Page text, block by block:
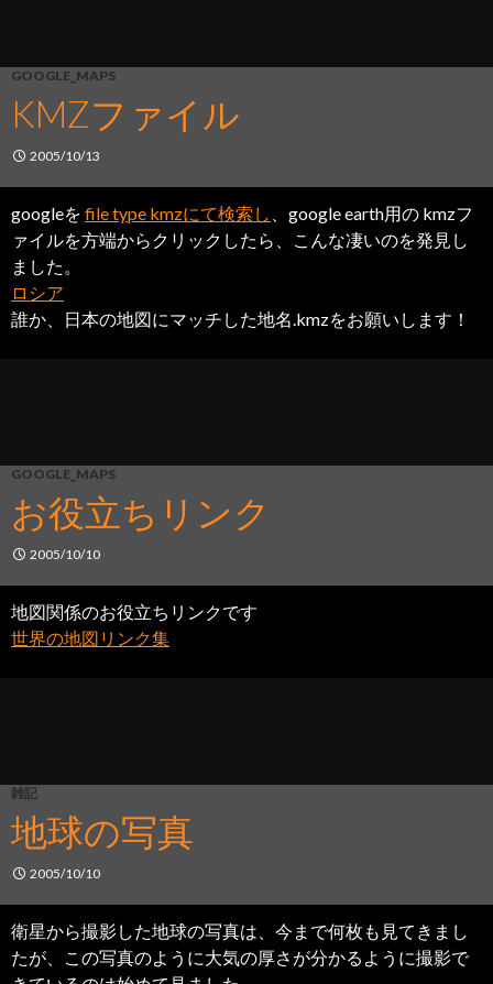
GOOGLE_MAPS
KMZファイル
2005/10/13
googleを file type kmzにて検索し
、google earth用の kmzフ
ァイルを方端からクリックしたら、こんな凄いのを発見し
ました。
ロシア
誰か、日本の地図にマッチした地名.kmzをお願いします！
GOOGLE_MAPS
お役立ちリンク
2005/10/10
地図関係のお役立ちリンクです
世界の地図リンク集
雑記
地球の写真
2005/10/10
衛星から撮影した地球の写真は、今まで何枚も見てきまし
たが、この写真のように大気の厚さが分かるように撮影で